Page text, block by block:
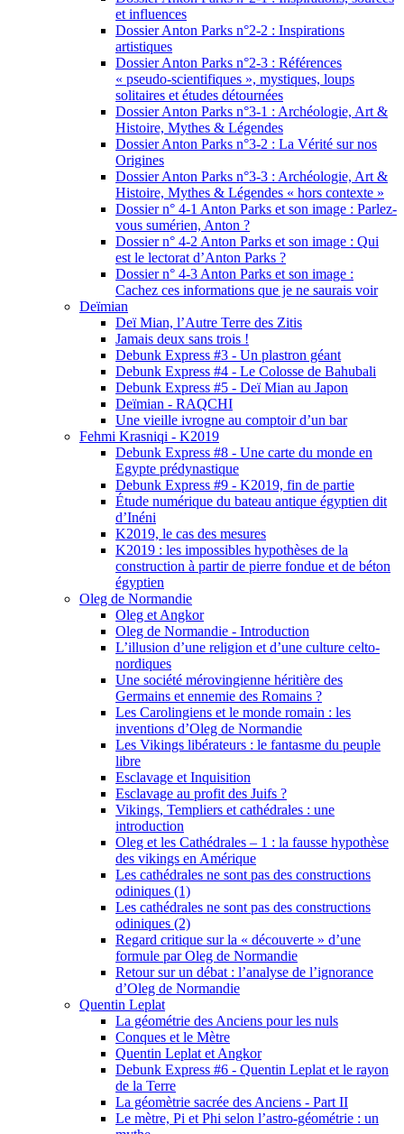
et influences
Dossier Anton Parks n°2-2 : Inspirations
artistiques
Dossier Anton Parks n°2-3 : Références
« pseudo-scientifiques », mystiques, loups
solitaires et études détournées
Dossier Anton Parks n°3-1 : Archéologie, Art &
Histoire, Mythes & Légendes
Dossier Anton Parks n°3-2 : La Vérité sur nos
Origines
Dossier Anton Parks n°3-3 : Archéologie, Art &
Histoire, Mythes & Légendes « hors contexte »
Dossier n° 4-1 Anton Parks et son image : Parlez-
vous sumérien, Anton ?
Dossier n° 4-2 Anton Parks et son image : Qui
est le lectorat d’Anton Parks ?
Dossier n° 4-3 Anton Parks et son image :
Cachez ces informations que je ne saurais voir
Deïmian
Deï Mian, l’Autre Terre des Zitis
Jamais deux sans trois !
Debunk Express #3 - Un plastron géant
Debunk Express #4 - Le Colosse de Bahubali
Debunk Express #5 - Deï Mian au Japon
Deïmian - RAQCHI
Une vieille ivrogne au comptoir d’un bar
Fehmi Krasniqi - K2019
Debunk Express #8 - Une carte du monde en
Egypte prédynastique
Debunk Express #9 - K2019, fin de partie
Étude numérique du bateau antique égyptien dit
d’Inéni
K2019, le cas des mesures
K2019 : les impossibles hypothèses de la
construction à partir de pierre fondue et de béton
égyptien
Oleg de Normandie
Oleg et Angkor
Oleg de Normandie - Introduction
L’illusion d’une religion et d’une culture celto-
nordiques
Une société mérovingienne héritière des
Germains et ennemie des Romains ?
Les Carolingiens et le monde romain : les
inventions d’Oleg de Normandie
Les Vikings libérateurs : le fantasme du peuple
libre
Esclavage et Inquisition
Esclavage au profit des Juifs ?
Vikings, Templiers et cathédrales : une
introduction
Oleg et les Cathédrales – 1 : la fausse hypothèse
des vikings en Amérique
Les cathédrales ne sont pas des constructions
odiniques (1)
Les cathédrales ne sont pas des constructions
odiniques (2)
Regard critique sur la « découverte » d’une
formule par Oleg de Normandie
Retour sur un débat : l’analyse de l’ignorance
d’Oleg de Normandie
Quentin Leplat
La géométrie des Anciens pour les nuls
Conques et le Mètre
Quentin Leplat et Angkor
Debunk Express #6 - Quentin Leplat et le rayon
de la Terre
La géomètrie sacrée des Anciens - Part II
Le mètre, Pi et Phi selon l’astro-géométrie : un